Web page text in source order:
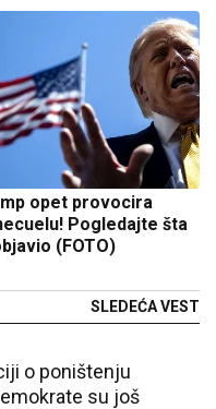
opet provocira
Pogledajte šta
(FOTO)
SLEDEĆA VEST
o poništenju
su još